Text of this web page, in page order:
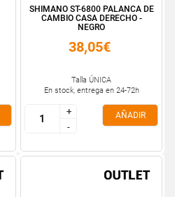
SHIMANO ST-6800 PALANCA DE
CAMBIO CASA DERECHO -
NEGRO
38,05€
Talla ÚNICA
En stock, entrega en 24-72h
+
-
+
-
AÑADIR